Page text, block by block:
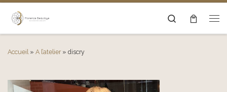
Passer au contenu Search
Accueil » A l’atelier » discry